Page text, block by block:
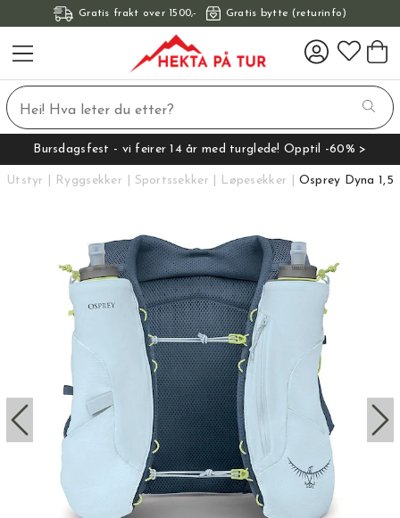
Gratis frakt over 1500,- Gratis bytte (returinfo)
Bursdagsfest - vi feirer 14 år med turglede! Opptil -60% >
Utstyr Ryggsekker Sportssekker Løpesekker Osprey Dyna